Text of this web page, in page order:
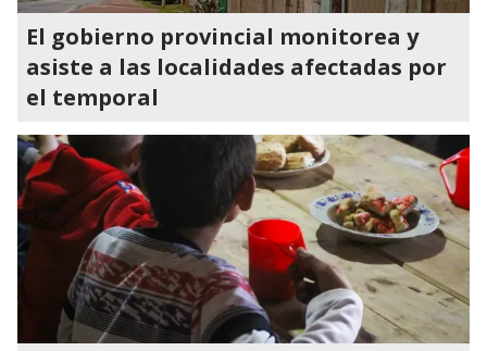
El gobierno provincial monitorea y
asiste a las localidades afectadas por
el temporal